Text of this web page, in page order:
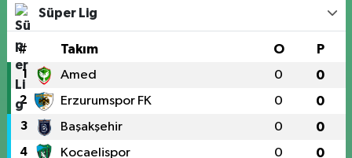
Süper Lig
# Takım O P
1 Amed 0 0
2 Erzurumspor FK 0 0
3 Başakşehir 0 0
4 Kocaelispor 0 0